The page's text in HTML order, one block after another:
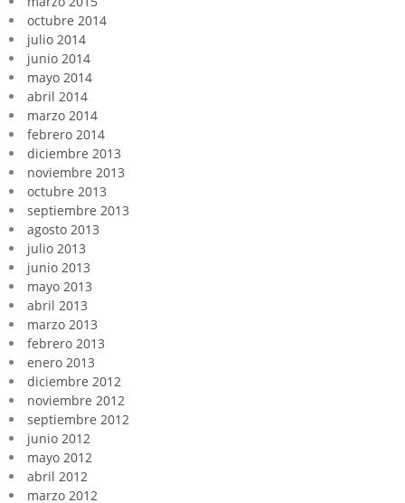
octubre 2014
julio 2014
junio 2014
mayo 2014
abril 2014
marzo 2014
febrero 2014
diciembre 2013
noviembre 2013
octubre 2013
septiembre 2013
agosto 2013
julio 2013
junio 2013
mayo 2013
abril 2013
marzo 2013
febrero 2013
enero 2013
diciembre 2012
noviembre 2012
septiembre 2012
junio 2012
mayo 2012
abril 2012
marzo 2012